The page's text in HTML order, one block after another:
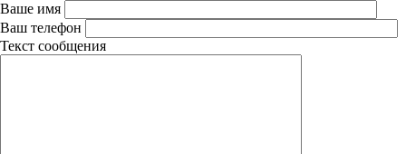
Ваше имя
Ваш телефон
Текст сообщения